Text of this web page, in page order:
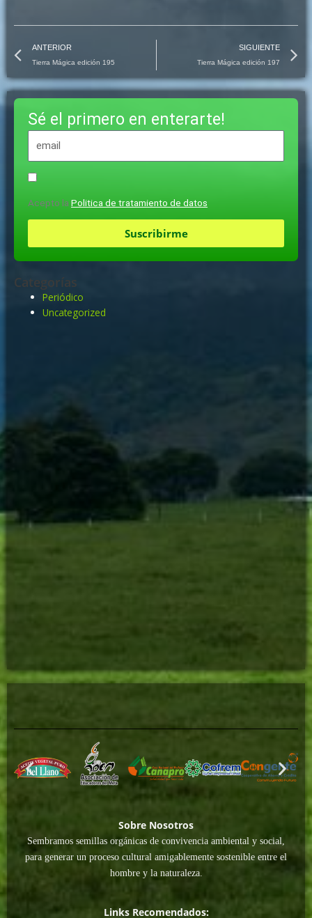
Prev
ANTERIOR
Tierra Mágica edición 195
SIGUIENTE
Tierra Mágica edición 197
Sé el primero en enterarte!
Acepto la Politica de tratamiento de datos
Suscribirme
Categorías
Periódico
Uncategorized
Sobre Nosotros
Sembramos semillas orgánicas de convivencia ambiental y social,
para generar un proceso cultural amigablemente sostenible entre el
hombre y la naturaleza.
Links Recomendados: